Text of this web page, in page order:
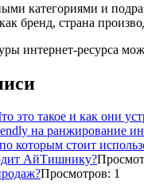
категориями и
бренд, страна
интернет-ресурса
это такое и как они
на ранжирование
которым стоит
АйТишнику?
Просмотров: 1